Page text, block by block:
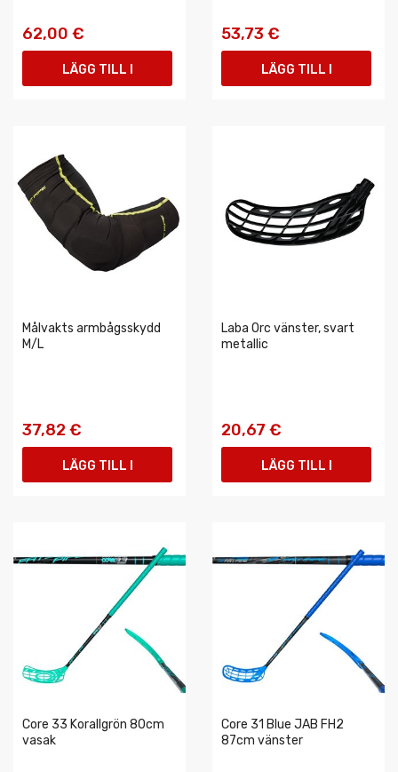
62,00 €
LÄGG TILL I
53,73 €
LÄGG TILL I
Målvakts armbågsskydd
M/L
37,82 €
LÄGG TILL I
Laba Orc vänster, svart
metallic
20,67 €
LÄGG TILL I
Core 33 Korallgrön 80cm
vasak
Core 31 Blue JAB FH2
87cm vänster